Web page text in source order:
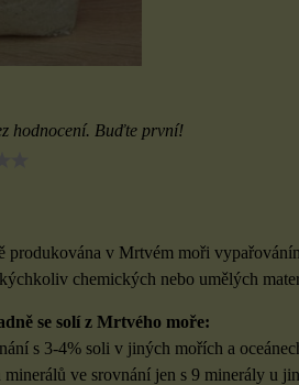
hodnocení. Buďte první!
produkována v Mrtvém moři
chemických nebo umělých
se solí z Mrtvého moře:
s 3-4% soli v jiných mořích a
ve srovnání jen s 9 minerály u